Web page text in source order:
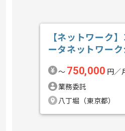
【ネットワーク
ータネットワーク
件〜 750,000 円／
業務委託
八丁堀（東京都）